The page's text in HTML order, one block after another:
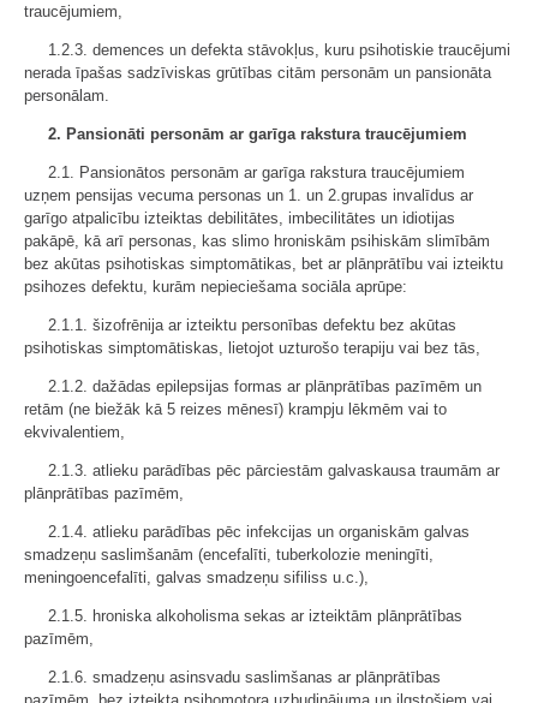
traucējumiem,
1.2.3. demences un defekta stāvokļus, kuru psihotiskie traucējumi
nerada īpašas sadzīviskas grūtības citām personām un pansionāta
personālam.
2. Pansionāti personām ar garīga rakstura traucējumiem
2.1. Pansionātos personām ar garīga rakstura traucējumiem
uzņem pensijas vecuma personas un 1. un 2.grupas invalīdus ar
garīgo atpalicību izteiktas debilitātes, imbecilitātes un idiotijas
pakāpē, kā arī personas, kas slimo hroniskām psihiskām slimībām
bez akūtas psihotiskas simptomātikas, bet ar plānprātību vai izteiktu
psihozes defektu, kurām nepieciešama sociāla aprūpe:
2.1.1. šizofrēnija ar izteiktu personības defektu bez akūtas
psihotiskas simptomātiskas, lietojot uzturošo terapiju vai bez tās,
2.1.2. dažādas epilepsijas formas ar plānprātības pazīmēm un
retām (ne biežāk kā 5 reizes mēnesī) krampju lēkmēm vai to
ekvivalentiem,
2.1.3. atlieku parādības pēc pārciestām galvaskausa traumām ar
plānprātības pazīmēm,
2.1.4. atlieku parādības pēc infekcijas un organiskām galvas
smadzeņu saslimšanām (encefalīti, tuberkolozie meningīti,
meningoencefalīti, galvas smadzeņu sifiliss u.c.),
2.1.5. hroniska alkoholisma sekas ar izteiktām plānprātības
pazīmēm,
2.1.6. smadzeņu asinsvadu saslimšanas ar plānprātības